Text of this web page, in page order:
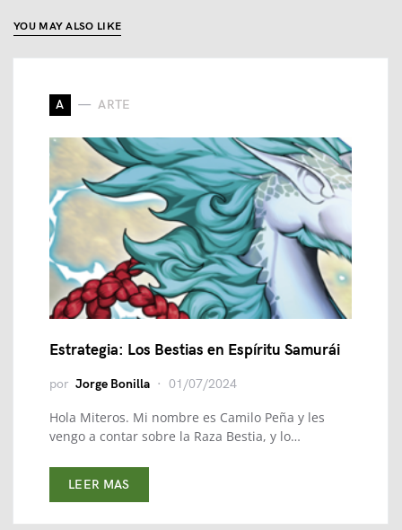
YOU MAY ALSO LIKE
A ARTE
Estrategia: Los Bestias en Espíritu Samurái
por Jorge Bonilla 01/07/2024
Hola Miteros. Mi nombre es Camilo Peña y les
vengo a contar sobre la Raza Bestia, y lo…
LEER MAS